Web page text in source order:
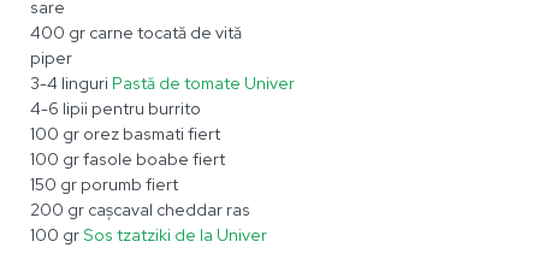
sare
400 gr carne tocată de vită
piper
3-4 linguri Pastă de tomate Univer
4-6 lipii pentru burrito
100 gr orez basmati fiert
100 gr fasole boabe fiert
150 gr porumb fiert
200 gr cașcaval cheddar ras
100 grSos tzatziki de la Univer